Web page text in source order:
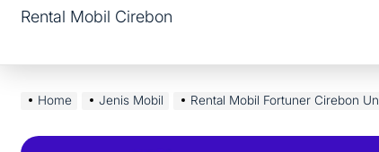
Rental Mobil Cirebon
Home Jenis Mobil Rental Mobil Fortuner Cirebon